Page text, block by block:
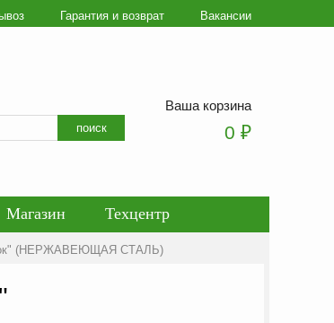
Гарантия и возврат Вакансии
Искать
поиск
Ваша корзина
0 ₽
Магазин
Техцентр
данных
(НЕРЖАВЕЮЩАЯ СТАЛЬ)